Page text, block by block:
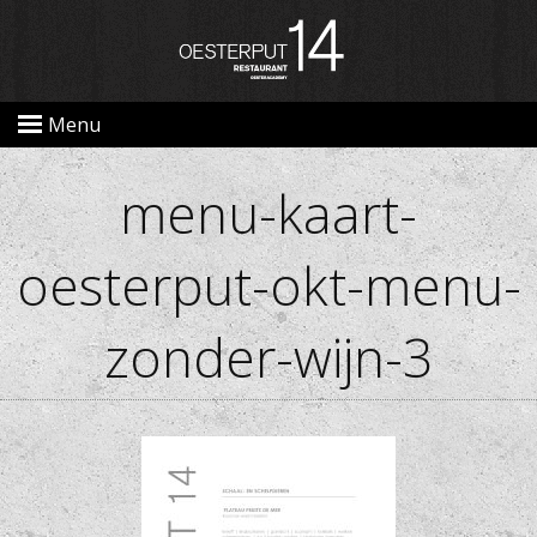
Menu
menu-kaart-
oesterput-okt-menu-
zonder-wijn-3